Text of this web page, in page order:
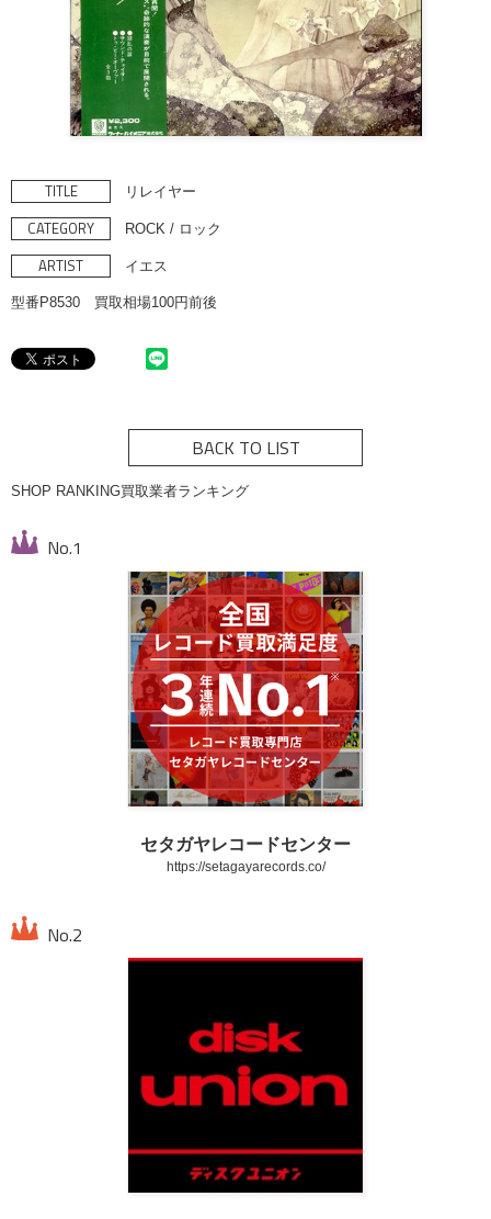
TITLE リレイヤー
CATEGORY ROCK / ロック
ARTIST イエス
型番P8530 買取相場100円前後
BACK TO LIST
SHOP RANKING買取業者ランキング
セタガヤレコードセンター
https://setagayarecords.co/